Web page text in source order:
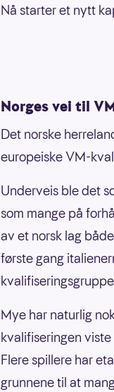
Nå starter et nytt
Norges vei til
Det norske
europeiske VM-
Underveis ble det
som mange på
av et norsk lag
første gang
Mye har naturlig
kvalifiseringen
Flere spillere har
grunnene til at